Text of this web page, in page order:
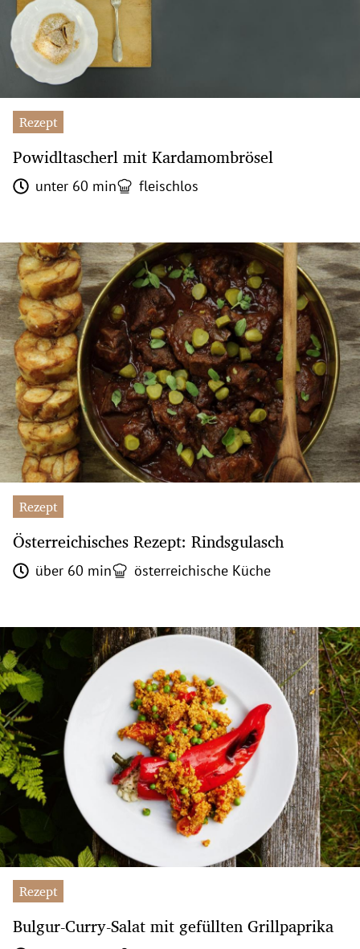
Rezept
Powidltascherl mit Kardamombrösel
unter 60 min fleischlos
Rezept
Österreichisches Rezept: Rindsgulasch
über 60 min österreichische Küche
Rezept
Bulgur-Curry-Salat mit gefüllten Grillpaprika